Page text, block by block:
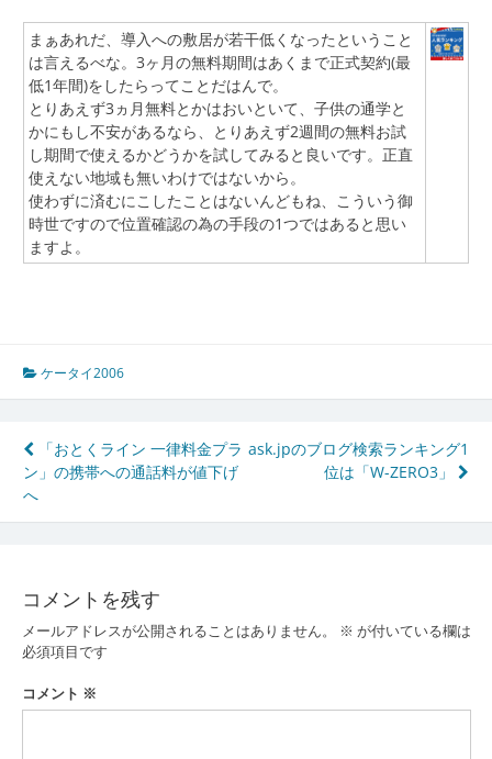
まぁあれだ、導入への敷居が若干低くなったということ
は言えるべな。3ヶ月の無料期間はあくまで正式契約(最
低1年間)をしたらってことだはんで。
とりあえず3ヵ月無料とかはおいといて、子供の通学と
かにもし不安があるなら、とりあえず2週間の無料お試
し期間で使えるかどうかを試してみると良いです。正直
使えない地域も無いわけではないから。
使わずに済むにこしたことはないんどもね、こういう御
時世ですので位置確認の為の手段の1つではあると思い
ますよ。
ケータイ2006
投
稿
ナ
ゲ
ー
シ
ョ
「おとくライン 一律料金プラ
ン」の携帯への通話料が値下げ
へ
ask.jpのブログ検索ランキング1
位は「W-ZERO3」
コメントを残す
メールアドレスが公開されることはありません。 ※ が付いている欄は
必須項目です
コメント ※